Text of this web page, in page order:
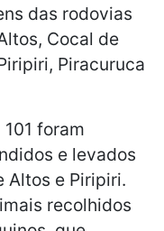
das rodovias
Cocal de
Piracuruca
foram
e levados
Altos e Piripiri.
recolhidos